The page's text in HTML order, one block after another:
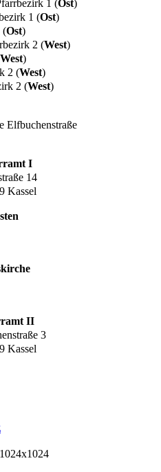
1 (Ost)
1 (Ost)
(Ost)
2 (West)
West)
2 (West)
2 (West)
Elfbuchenstraße
I
14
Kassel
II
3
Kassel